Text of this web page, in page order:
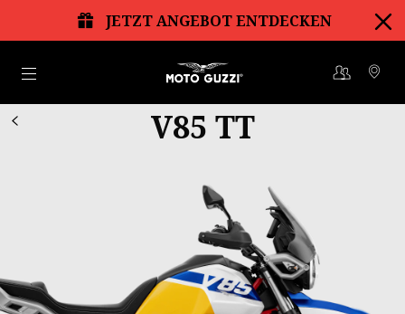
JETZT ANGEBOT ENTDECKEN
Skip to content
V85 TT